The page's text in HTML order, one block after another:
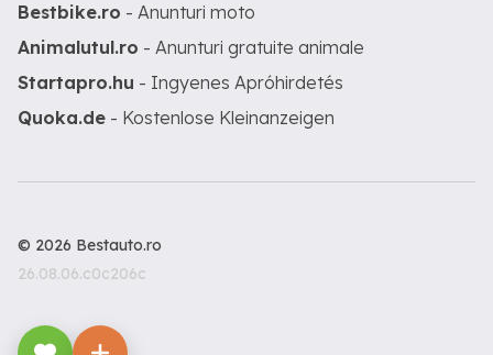
Bestbike.ro - Anunturi moto
Animalutul.ro - Anunturi gratuite animale
Startapro.hu - Ingyenes Apróhirdetés
Quoka.de - Kostenlose Kleinanzeigen
© 2026 Bestauto.ro
26.08.06.c0c206c